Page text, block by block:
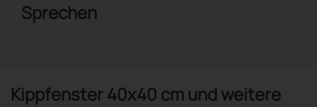
Sprechen
Kippfenster 40x40 cm und weitere